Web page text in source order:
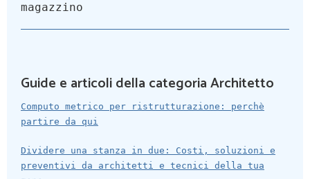
magazzino
Guide e articoli della categoria Architetto
Computo metrico per ristrutturazione: perchè
partire da qui
Dividere una stanza in due: Costi, soluzioni e
preventivi da architetti e tecnici della tua